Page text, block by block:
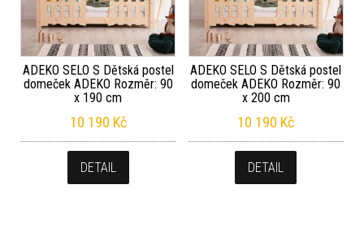
ADEKO SELO S Dětská postel
domeček ADEKO Rozměr: 90
x 190 cm
10 190 Kč
DETAIL
ADEKO SELO S Dětská postel
domeček ADEKO Rozměr: 90
x 200 cm
10 190 Kč
DETAIL